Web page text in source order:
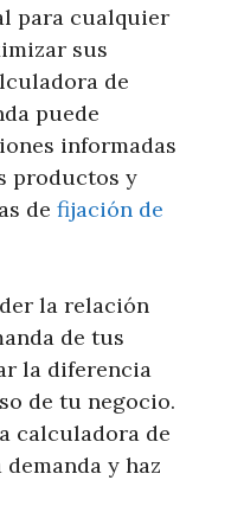
para cualquier
sus
de
puede
informadas
productos y
de fijación de
la relación
de tus
la diferencia
de tu negocio.
calculadora de
y haz